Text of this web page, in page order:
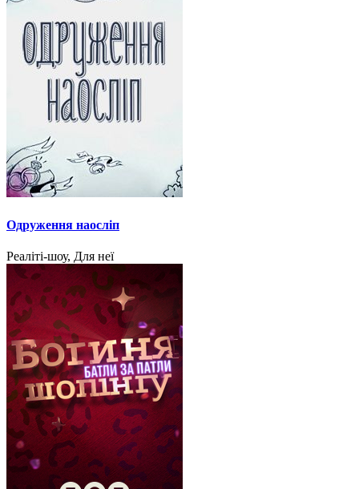
Одруження наосліп
Реаліті-шоу, Для неї